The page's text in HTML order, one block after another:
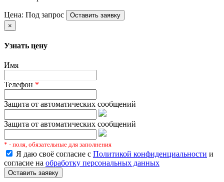
Цена: Под запрос
Оставить заявку
×
Узнать цену
Имя
Телефон *
Защита от автоматических сообщений
Защита от автоматических сообщений
* - поля, обязательные для заполнения
Я даю своё согласие с Политикой конфиденциальности и
согласие на обработку персональных данных